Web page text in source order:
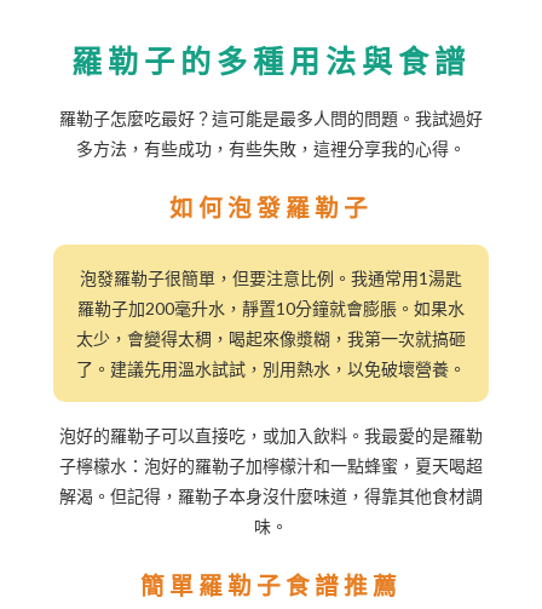
羅勒子的多種用法與食譜
羅勒子怎麼吃最好？這可能是最多人問的問題。我試過好
多方法，有些成功，有些失敗，這裡分享我的心得。
如何泡發羅勒子
泡發羅勒子很簡單，但要注意比例。我通常用1湯匙
羅勒子加200毫升水，靜置10分鐘就會膨脹。如果水
太少，會變得太稠，喝起來像漿糊，我第一次就搞砸
了。建議先用溫水試試，別用熱水，以免破壞營養。
泡好的羅勒子可以直接吃，或加入飲料。我最愛的是羅勒
子檸檬水：泡好的羅勒子加檸檬汁和一點蜂蜜，夏天喝超
解渴。但記得，羅勒子本身沒什麼味道，得靠其他食材調
味。
簡單羅勒子食譜推薦